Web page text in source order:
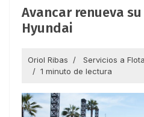
Avancar renueva
Hyundai
Oriol Ribas Servicios a
1 minuto de lectura